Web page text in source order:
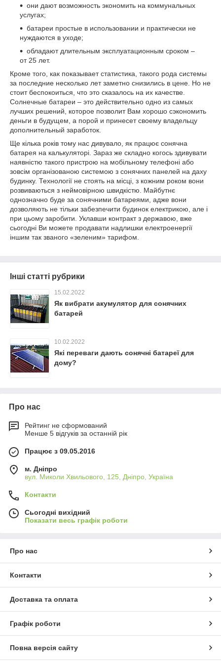
они дают возможность экономить на коммунальных
услугах;
батареи простые в использовании и практически не
нуждаются в уходе;
обладают длительным эксплуатационным сроком –
от 25 лет.
Кроме того, как показывает статистика, такого рода системы
за последние несколько лет заметно снизились в цене. Но не
стоит беспокоиться, что это сказалось на их качестве.
Солнечные батареи – это действительно одно из самых
лучших решений, которое позволит Вам хорошо сэкономить
деньги в будущем, а порой и принесет своему владельцу
дополнительный заработок.
Ще кілька років тому нас дивувало, як працює сонячна
батарея на калькуляторі. Зараз же складно когось здивувати
наявністю такого пристрою на мобільному телефоні або
зовсім організованою системою з сонячних панелей на даху
будинку. Технології не стоять на місці, з кожним роком вони
розвиваються з неймовірною швидкістю. Майбутнє
однозначно буде за сонячними батареями, адже вони
дозволяють не тільки забезпечити будинок електрикою, але і
при цьому заробити. Уклавши контракт з державою, вже
сьогодні Ви можете продавати надлишки електроенергії
іншим так званого «зеленим» тарифом.
Інші статті рубрики
15.02.2022
Як вибрати акумулятор для сонячних
батарей
10.02.2022
Які переваги дають сонячні батареї для
дому?
Про нас
Рейтинг не сформований
Менше 5 відгуків за останній рік
Працює з 09.05.2016
м. Дніпро
вул. Миколи Хвильового, 125, Дніпро, Україна
Контакти
Сьогодні вихідний
Показати весь графік роботи
Про нас
Контакти
Доставка та оплата
Графік роботи
Повна версія сайту